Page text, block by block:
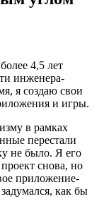
4,5 лет
инженера-
я создаю свои
и игры.
в рамках
перестали
не было. Я его
снова, но
приложение-
как бы